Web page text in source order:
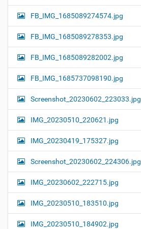
FB_IMG_1685089274574.jpg
FB_IMG_1685089278353.jpg
FB_IMG_1685089282002.jpg
FB_IMG_1685737098190.jpg
Screenshot_20230602_223033.jpg
IMG_20230510_220621.jpg
IMG_20230419_175327.jpg
Screenshot_20230602_224306.jpg
IMG_20230602_222715.jpg
IMG_20230510_183510.jpg
IMG_20230510_184902.jpg